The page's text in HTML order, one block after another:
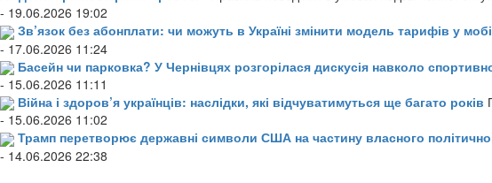
- 19.06.2026 19:02
Зв’язок без абонплати: чи можуть в Україні змінити модель тарифів у
- 17.06.2026 11:24
Басейн чи парковка? У Чернівцях розгорілася дискусія навколо
- 15.06.2026 11:11
Війна і здоров’я українців: наслідки, які відчуватимуться ще багато років
- 15.06.2026 11:02
Трамп перетворює державні символи США на частину власного
- 14.06.2026 22:38